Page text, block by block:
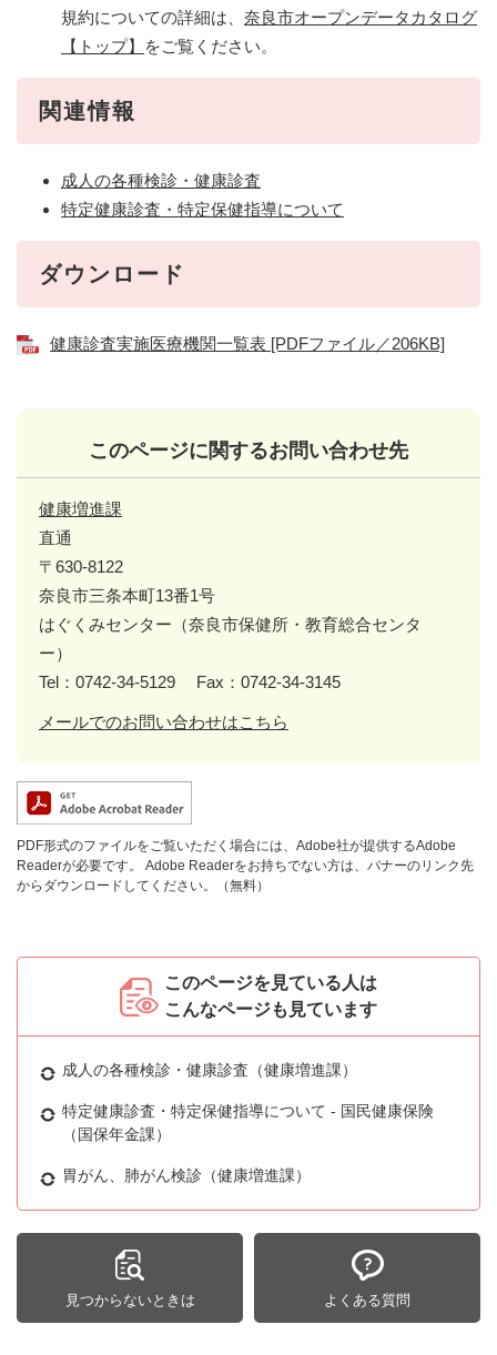
規約についての詳細は、 奈良市オープンデータカタログ
【トップ】
をご覧ください。
関連情報
成人の各種検診・健康診査
特定健康診査・特定保健指導について
ダウンロード
健康診査実施医療機関一覧表 [PDFファイル／206KB]
このページに関するお問い合わせ先
健康増進課
直通
〒630-8122
奈良市三条本町13番1号
はぐくみセンター（奈良市保健所・教育総合センタ
ー）
Tel：0742-34-5129
Fax：0742-34-3145
メールでのお問い合わせはこちら
PDF形式のファイルをご覧いただく場合には、Adobe社が提供するAdobe
Readerが必要です。
Adobe Readerをお持ちでない方は、バナーのリンク先
からダウンロードしてください。（無料）
このページを見ている人は
こんなページも見ています
成人の各種検診・健康診査（健康増進課）
特定健康診査・特定保健指導について - 国民健康保険
（国保年金課）
胃がん、肺がん検診（健康増進課）
見つからないときは よくある質問